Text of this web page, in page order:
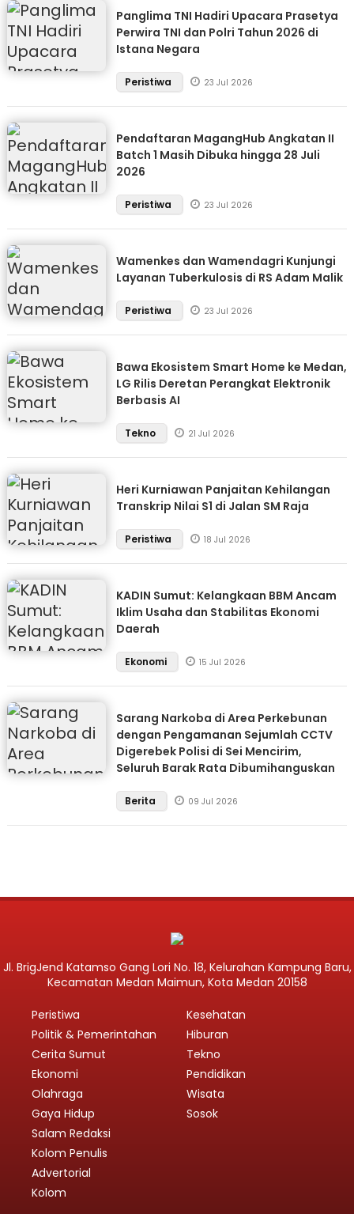
Panglima TNI Hadiri Upacara Prasetya
Perwira TNI dan Polri Tahun 2026 di
Istana Negara
Peristiwa 23 Jul 2026
Pendaftaran MagangHub Angkatan II
Batch 1 Masih Dibuka hingga 28 Juli
2026
Peristiwa 23 Jul 2026
Wamenkes dan Wamendagri Kunjungi
Layanan Tuberkulosis di RS Adam Malik
Peristiwa 23 Jul 2026
Bawa Ekosistem Smart Home ke Medan,
LG Rilis Deretan Perangkat Elektronik
Berbasis AI
Tekno 21 Jul 2026
Heri Kurniawan Panjaitan Kehilangan
Transkrip Nilai S1 di Jalan SM Raja
Peristiwa 18 Jul 2026
KADIN Sumut: Kelangkaan BBM Ancam
Iklim Usaha dan Stabilitas Ekonomi
Daerah
Ekonomi 15 Jul 2026
Sarang Narkoba di Area Perkebunan
dengan Pengamanan Sejumlah CCTV
Digerebek Polisi di Sei Mencirim,
Seluruh Barak Rata Dibumihanguskan
Berita 09 Jul 2026
Jl. BrigJend Katamso Gang Lori No. 18, Kelurahan Kampung Baru,
Kecamatan Medan Maimun, Kota Medan 20158
Peristiwa
Politik & Pemerintahan
Cerita Sumut
Ekonomi
Olahraga
Gaya Hidup
Kesehatan
Hiburan
Tekno
Pendidikan
Wisata
Sosok
Salam Redaksi
Kolom Penulis
Advertorial
Kolom